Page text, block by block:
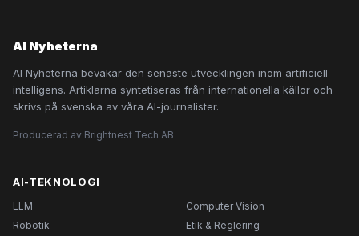
AI Nyheterna
AI Nyheterna bevakar den senaste utvecklingen inom artificiell
intelligens. Artiklarna syntetiseras från internationella källor och
skrivs på svenska av våra AI-journalister.
Producerad av Brightnest Tech AB
AI-TEKNOLOGI
LLM
Computer Vision
Robotik
Etik & Reglering